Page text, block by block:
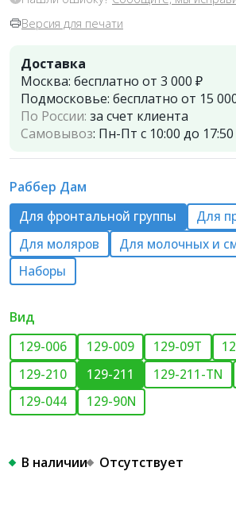
Версия для печати
Доставка
Москва: бесплатно от 3 000 ₽
Подмосковье: бесплатно от 15
По России: за счет клиента
Самовывоз: Пн-Пт с 10:00 до 17:50
Раббер Дам
Для фронтальной группы
Для
Для моляров
Для молочных и
Наборы
Вид
129-006 129-009 129-09Т
129-210
129-211 129-211-TN
129-044
129-90N
В наличии Отсутствует